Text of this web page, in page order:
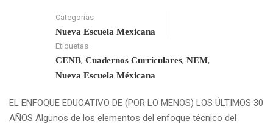
Categorías
Nueva Escuela Mexicana
Etiquetas
CENB, Cuadernos Curriculares, NEM,
Nueva Escuela Méxicana
EL ENFOQUE EDUCATIVO DE (POR LO MENOS) LOS ÚLTIMOS 30
AÑOS Algunos de los elementos del enfoque técnico del